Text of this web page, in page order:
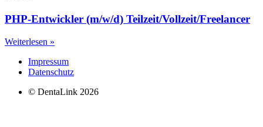
PHP-Entwickler (m/w/d) Teilzeit/Vollzeit/Freelancer
Weiterlesen »
Impressum
Datenschutz
© DentaLink 2026